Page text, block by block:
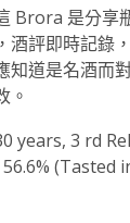
Brora 是分享
酒評即時記錄
知道是名酒而
。
years, 3 rd
(Tasted